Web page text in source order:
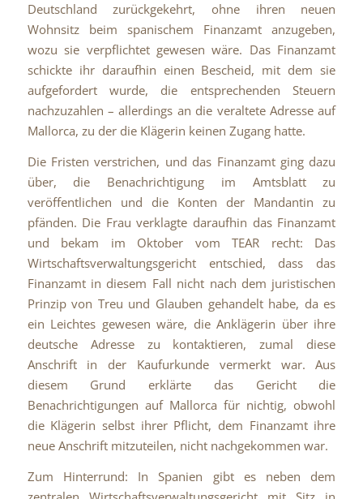
Deutschland zurückgekehrt, ohne ihren neuen
Wohnsitz beim spanischem Finanzamt anzugeben,
wozu sie verpflichtet gewesen wäre. Das Finanzamt
schickte ihr daraufhin einen Bescheid, mit dem sie
aufgefordert wurde, die entsprechenden Steuern
nachzuzahlen – allerdings an die veraltete Adresse auf
Mallorca, zu der die Klägerin keinen Zugang hatte.
Die Fristen verstrichen, und das Finanzamt ging dazu
über, die Benachrichtigung im Amtsblatt zu
veröffentlichen und die Konten der Mandantin zu
pfänden. Die Frau verklagte daraufhin das Finanzamt
und bekam im Oktober vom TEAR recht: Das
Wirtschaftsverwaltungsgericht entschied, dass das
Finanzamt in diesem Fall nicht nach dem juristischen
Prinzip von Treu und Glauben gehandelt habe, da es
ein Leichtes gewesen wäre, die Anklägerin über ihre
deutsche Adresse zu kontaktieren, zumal diese
Anschrift in der Kaufurkunde vermerkt war. Aus
diesem Grund erklärte das Gericht die
Benachrichtigungen auf Mallorca für nichtig, obwohl
die Klägerin selbst ihrer Pflicht, dem Finanzamt ihre
neue Anschrift mitzuteilen, nicht nachgekommen war.
Zum Hinterrund: In Spanien gibt es neben dem